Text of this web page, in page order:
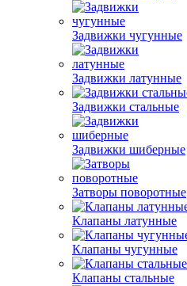
Задвижки чугунные
Задвижки латунные
Задвижки стальные
Задвижки шиберные
Затворы поворотные
Клапаны латунные
Клапаны чугунные
Клапаны стальные